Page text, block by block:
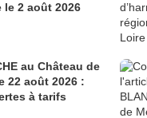
le 2 août 2026
au Château de
22 août 2026 :
à tarifs